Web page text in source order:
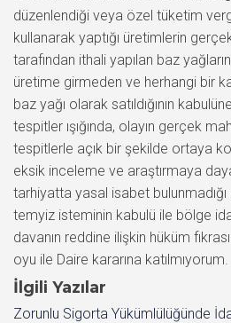
İlgili Yazılar
Zorunlu Sigorta Yükümlülüğünde